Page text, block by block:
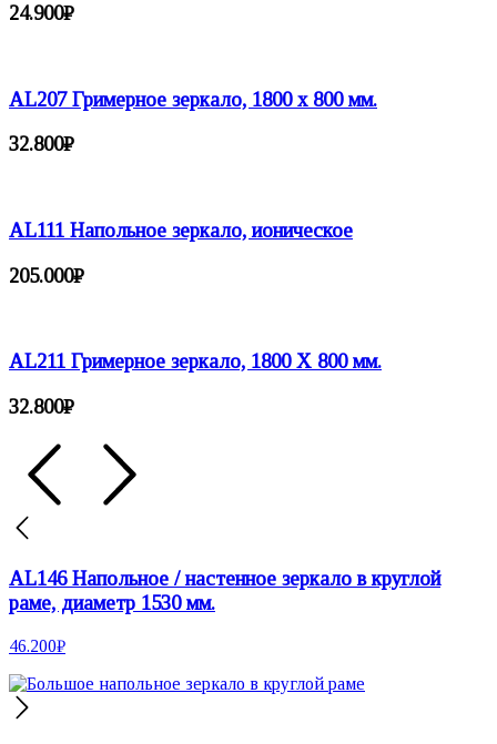
24.900₽
AL207 Гримерное зеркало, 1800 х 800 мм.
32.800₽
AL111 Напольное зеркало, ионическое
205.000₽
AL211 Гримерное зеркало, 1800 Х 800 мм.
32.800₽
AL146 Напольное / настенное зеркало в круглой
раме, диаметр 1530 мм.
46.200₽